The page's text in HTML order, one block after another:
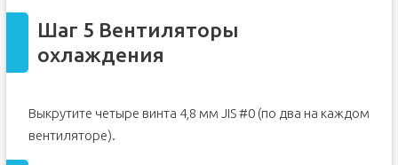
Шаг 5 Вентиляторы
охлаждения
Выкрутите четыре винта 4,8 мм JIS #0 (по два на каждом
вентиляторе).